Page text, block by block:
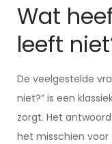
Wat
leeft
De veelgestelde
niet?” is een
zorgt. Het
het misschien voor